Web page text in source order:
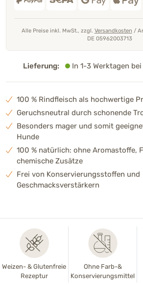
100 % Rindfleisch als hochwertige
Geruchsneutral durch schonende
Besonders mager und somit
Hunde
100 % natürlich: ohne Aromastoffe,
chemische Zusätze
Frei von Konservierungsstoffen und
Geschmacksverstärkern
Alle Preise inkl. MwSt., zzgl. Versandkosten /
DE 05962003713
Lieferung: In 1-3 Werktagen bei
Weizen- & Glutenfreie
Rezeptur
Ohne Farb-&
Konservierungsmittel